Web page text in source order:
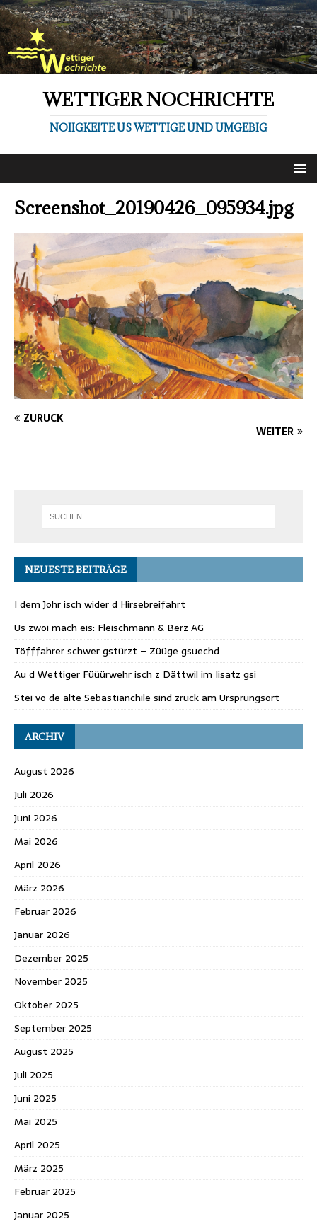
WETTIGER NOCHRICHTE
NOIIGKEITE US WETTIGE UND UMGEBIG
Screenshot_20190426_095934.jpg
ZURÜCK
WEITER
NEUESTE BEITRÄGE
I dem Johr isch wider d Hirsebreifahrt
Us zwoi mach eis: Fleischmann & Berz AG
Töfffahrer schwer gstürzt – Züüge gsuechd
Au d Wettiger Füüürwehr isch z Dättwil im Iisatz gsi
Stei vo de alte Sebastianchile sind zruck am Ursprungsort
ARCHIV
August 2026
Juli 2026
Juni 2026
Mai 2026
April 2026
März 2026
Februar 2026
Januar 2026
Dezember 2025
November 2025
Oktober 2025
September 2025
August 2025
Juli 2025
Juni 2025
Mai 2025
April 2025
März 2025
Februar 2025
Januar 2025